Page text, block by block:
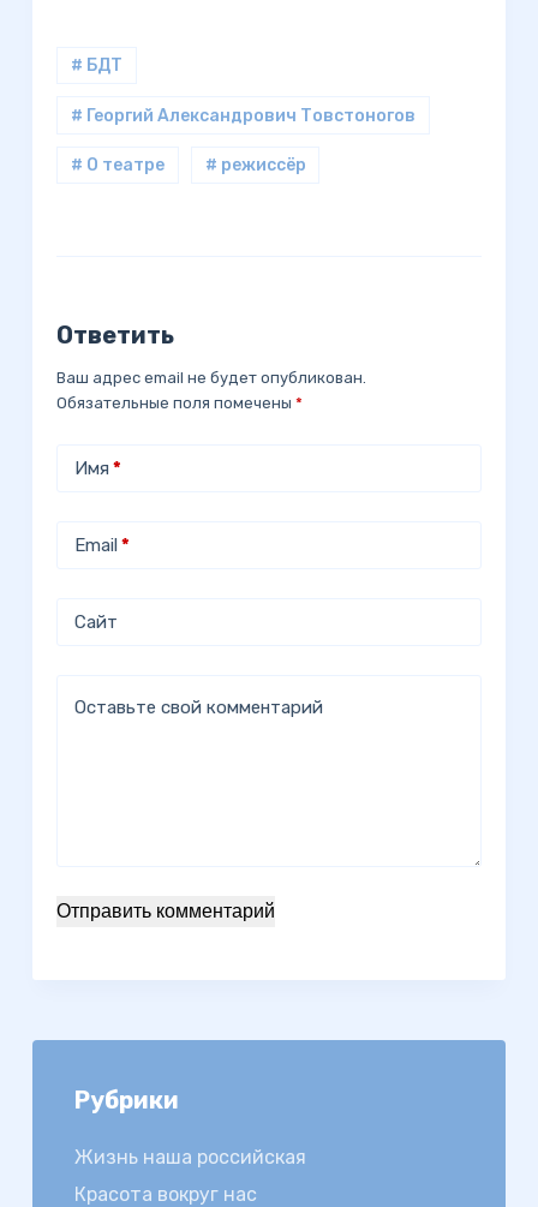
# БДТ
# Георгий Александрович Товстоногов
# О театре # режиссёр
Ответить
Ваш адрес email не будет опубликован.
Обязательные поля помечены *
Имя *
Email*
Сайт
Оставьте свой комментарий
Отправить комментарий
Рубрики
Жизнь наша российская
Красота вокруг нас